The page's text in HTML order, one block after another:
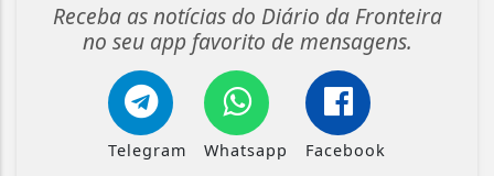
Receba as notícias do Diário da Fronteira
no seu app favorito de mensagens.
Telegram Whatsapp Facebook